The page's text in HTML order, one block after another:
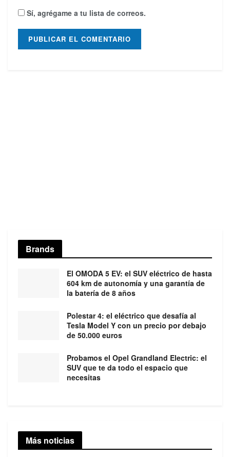
Sí, agrégame a tu lista de correos.
Brands
El OMODA 5 EV: el SUV eléctrico de hasta
604 km de autonomía y una garantía de
la batería de 8 años
Polestar 4: el eléctrico que desafía al
Tesla Model Y con un precio por debajo
de 50.000 euros
Probamos el Opel Grandland Electric: el
SUV que te da todo el espacio que
necesitas
Más noticias